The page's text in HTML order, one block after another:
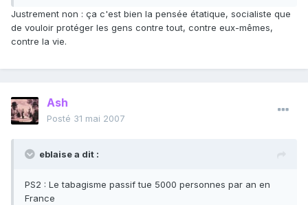
Justrement non : ça c'est bien la pensée étatique, socialiste que
de vouloir protéger les gens contre tout, contre eux-mêmes,
contre la vie.
Ash
Posté 31 mai 2007
eblaise a dit :
PS2 : Le tabagisme passif tue 5000 personnes par an en
France